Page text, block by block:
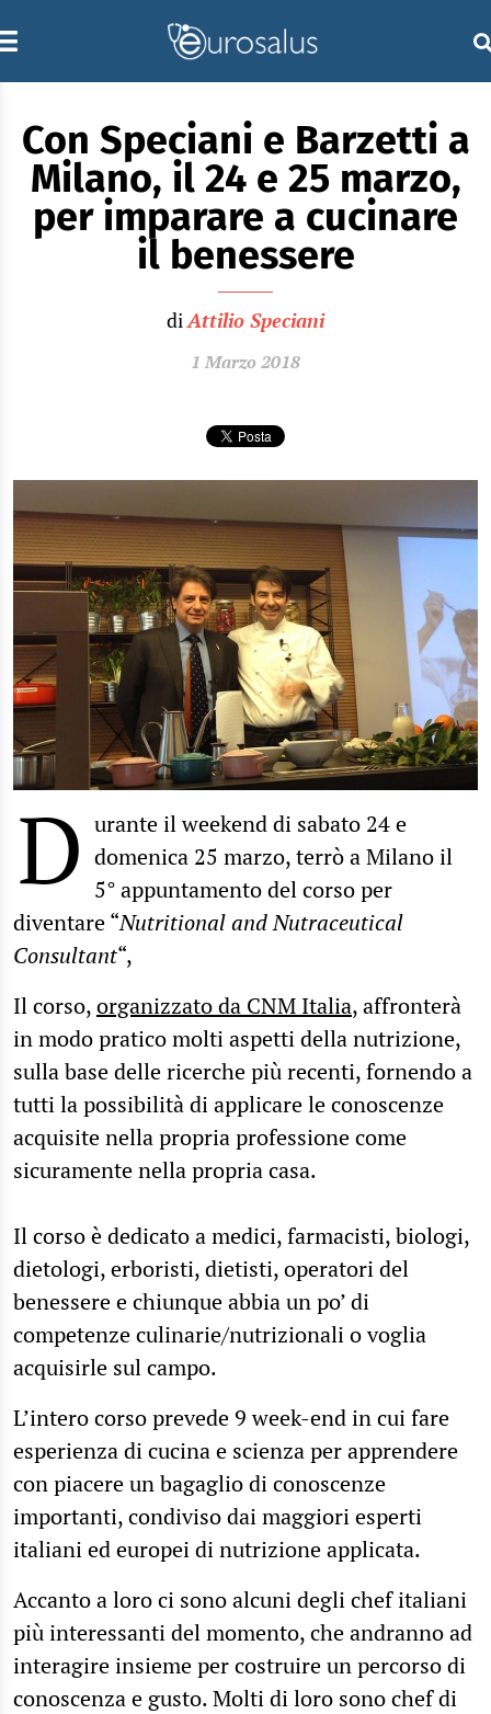
Con Speciani e Barzetti a
Milano, il 24 e 25 marzo,
per imparare a cucinare
il benessere
diAttilio Speciani
1 Marzo 2018
D urante il weekend di sabato 24 e
domenica 25 marzo, terrò a Milano il
5° appuntamento del corso per
diventare “Nutritional and Nutraceutical
Consultant“,
Il corso,organizzato da CNM Italia, affronterà
in modo pratico molti aspetti della nutrizione,
sulla base delle ricerche più recenti, fornendo a
tutti la possibilità di applicare le conoscenze
acquisite nella propria professione come
sicuramente nella propria casa.
Il corso è dedicato a medici, farmacisti, biologi,
dietologi, erboristi, dietisti, operatori del
benessere e chiunque abbia un po’ di
competenze culinarie/nutrizionali o voglia
acquisirle sul campo.
L’intero corso prevede 9 week-end in cui fare
esperienza di cucina e scienza per apprendere
con piacere un bagaglio di conoscenze
importanti, condiviso dai maggiori esperti
italiani ed europei di nutrizione applicata.
Accanto a loro ci sono alcuni degli chef italiani
più interessanti del momento, che andranno ad
interagire insieme per costruire un percorso di
conoscenza e gusto. Molti di loro sono chef di